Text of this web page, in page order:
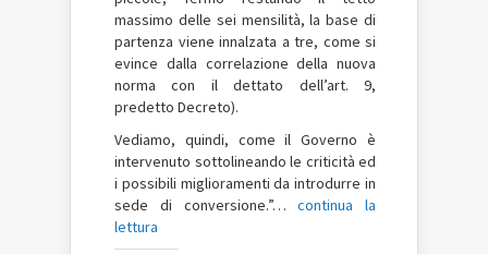
massimo delle sei mensilità, la base di
partenza viene innalzata a tre, come si
evince dalla correlazione della nuova
norma con il dettato dell’art. 9,
predetto Decreto).
Vediamo, quindi, come il Governo è
intervenuto sottolineando le criticità ed
i possibili miglioramenti da introdurre in
sede di conversione.”…continua la
lettura